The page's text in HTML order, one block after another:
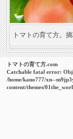
トマトの育て方。
トマトの育て方.com
Catchable fatal error:
/home/kano777/xn--
content/themes/